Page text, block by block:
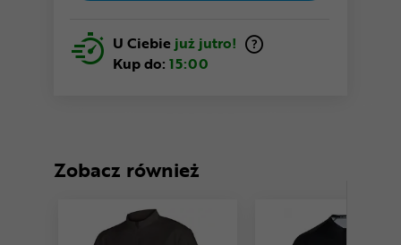
U Ciebie już jutro!
Kup do: 15:00
Zobacz również